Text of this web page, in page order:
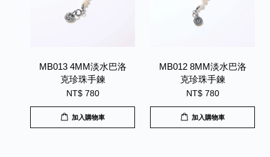
MB013 4MM淡水巴洛
克珍珠手鍊
NT$ 780
加入購物車
MB012 8MM淡水巴洛
克珍珠手鍊
NT$ 780
加入購物車